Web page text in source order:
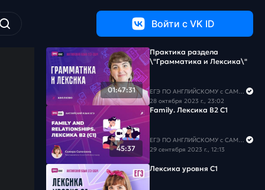
Войти c VK ID
01:47:31
Практика раздела
\"Грамматика и Лексика\"
ЕГЭ ПО АНГЛИЙСКОМУ с САМИРОЙ COOLешовой
28 октября 2023 г., 23:02
45:37
Family. Лекcика B2 C1
ЕГЭ ПО АНГЛИЙСКОМУ с САМИРОЙ COOLешовой
29 сентября 2023 г., 12:13
Лексика уровня С1